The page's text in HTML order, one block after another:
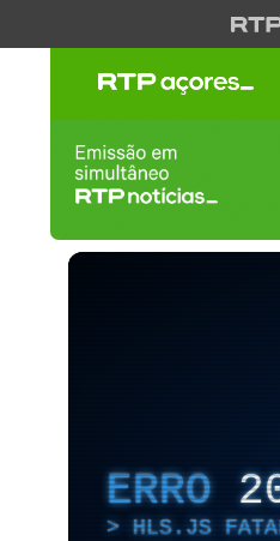
ERRO
HLS.JS